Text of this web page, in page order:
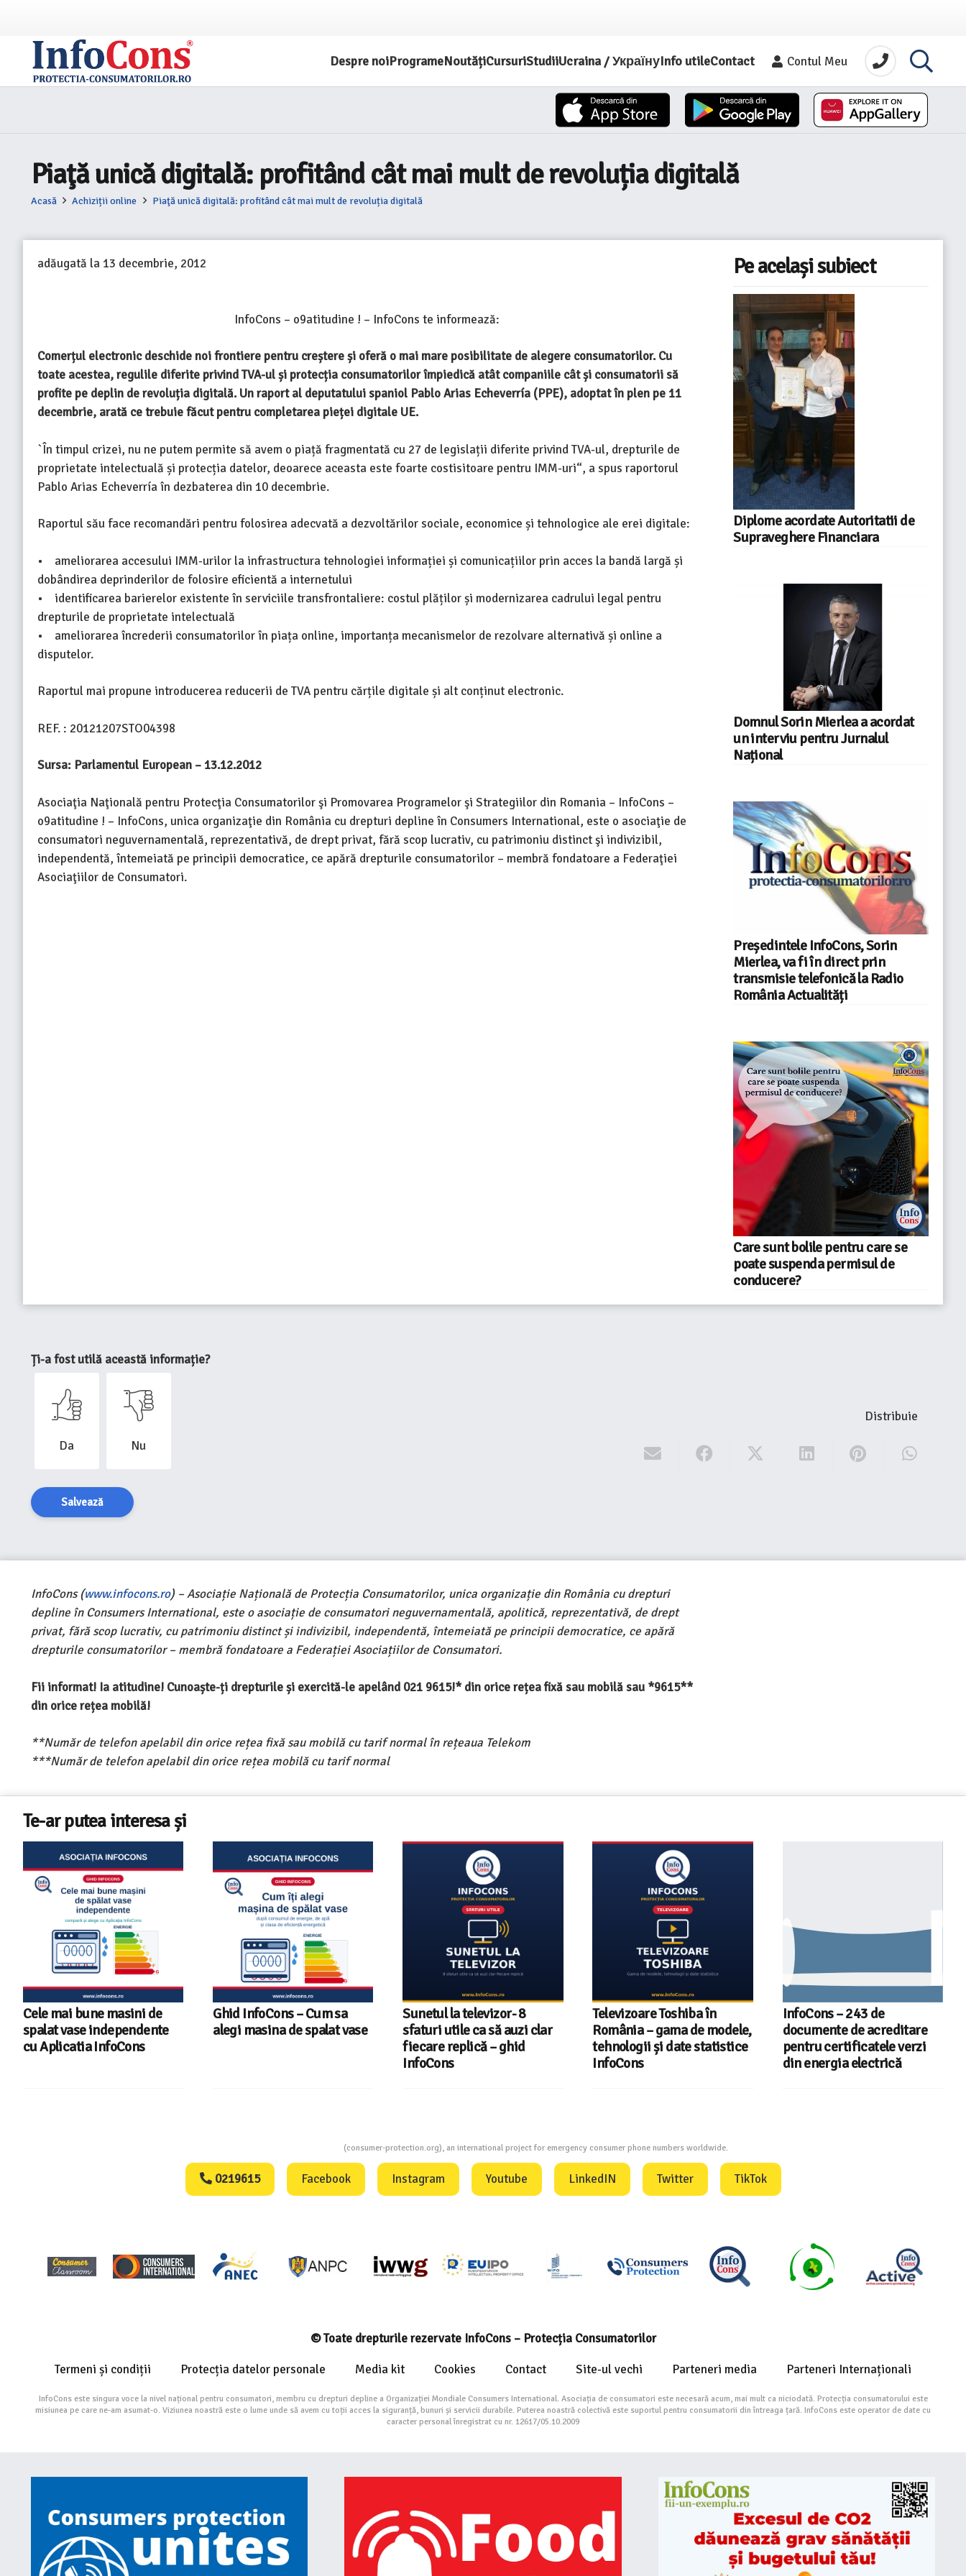
Despre noiProgrameNoutățiCursuriStudiiUcraina / УкраїнуInfo utileContact Contul Meu
Piaţă unică digitală: profitând cât mai mult de revoluția digitală
Acasă Achiziții online Piaţă unică digitală: profitând cât mai mult de revoluția digitală
adăugată la 13 decembrie, 2012
InfoCons – o9atitudine ! – InfoCons te informează:
Comerțul electronic deschide noi frontiere pentru creștere și oferă o mai mare posibilitate de alegere consumatorilor. Cu
toate acestea, regulile diferite privind TVA-ul și protecția consumatorilor împiedică atât companiile cât și consumatorii să
profite pe deplin de revoluția digitală. Un raport al deputatului spaniol Pablo Arias Echeverría (PPE), adoptat în plen pe 11
decembrie, arată ce trebuie făcut pentru completarea pieței digitale UE.
`În timpul crizei, nu ne putem permite să avem o piață fragmentată cu 27 de legislații diferite privind TVA-ul, drepturile de
proprietate intelectuală și protecția datelor, deoarece aceasta este foarte costisitoare pentru IMM-uri“, a spus raportorul
Pablo Arias Echeverría în dezbaterea din 10 decembrie.
Raportul său face recomandări pentru folosirea adecvată a dezvoltărilor sociale, economice și tehnologice ale erei digitale:
• ameliorarea accesului IMM-urilor la infrastructura tehnologiei informației și comunicațiilor prin acces la bandă largă și
dobândirea deprinderilor de folosire eficientă a internetului
• identificarea barierelor existente în serviciile transfrontaliere: costul plăților și modernizarea cadrului legal pentru
drepturile de proprietate intelectuală
• ameliorarea încrederii consumatorilor în piața online, importanța mecanismelor de rezolvare alternativă și online a
disputelor.
Raportul mai propune introducerea reducerii de TVA pentru cărțile digitale și alt conținut electronic.
REF. : 20121207STO04398
Sursa: Parlamentul European – 13.12.2012
Asociaţia Naţională pentru Protecţia Consumatorilor şi Promovarea Programelor şi Strategiilor din Romania – InfoCons –
o9atitudine ! – InfoCons, unica organizaţie din România cu drepturi depline în Consumers International, este o asociaţie de
consumatori neguvernamentală, reprezentativă, de drept privat, fără scop lucrativ, cu patrimoniu distinct şi indivizibil,
independentă, întemeiată pe principii democratice, ce apără drepturile consumatorilor – membră fondatoare a Federaţiei
Asociaţiilor de Consumatori.
Pe același subiect
Diplome acordate Autoritatii de
Supraveghere Financiara
Domnul Sorin Mierlea a acordat
un interviu pentru Jurnalul
Național
Președintele InfoCons, Sorin
Mierlea, va fi în direct prin
transmisie telefonică la Radio
România Actualități
Care sunt bolile pentru care se
poate suspenda permisul de
conducere?
Ți-a fost utilă această informație?
Da Nu
Salvează
Distribuie
InfoCons (www.infocons.ro) – Asociație Națională de Protecția Consumatorilor, unica organizație din România cu drepturi
depline în Consumers International, este o asociație de consumatori neguvernamentală, apolitică, reprezentativă, de drept
privat, fără scop lucrativ, cu patrimoniu distinct și indivizibil, independentă, întemeiată pe principii democratice, ce apără
drepturile consumatorilor – membră fondatoare a Federației Asociațiilor de Consumatori.
Fii informat! Ia atitudine! Cunoaște-ți drepturile și exercită-le apelând 021 9615!* din orice rețea fixă sau mobilă sau *9615**
din orice rețea mobilă!
**Număr de telefon apelabil din orice rețea fixă sau mobilă cu tarif normal în rețeaua Telekom
***Număr de telefon apelabil din orice rețea mobilă cu tarif normal
Te-ar putea interesa și
Cele mai bune masini de
spalat vase independente
cu Aplicatia InfoCons
Ghid InfoCons – Cum sa
alegi masina de spalat vase
Sunetul la televizor- 8
sfaturi utile ca să auzi clar
fiecare replică – ghid
InfoCons
Televizoare Toshiba în
România – gama de modele,
tehnologii și date statistice
InfoCons
InfoCons – 243 de
documente de acreditare
pentru certificatele verzi
din energia electrică
(consumer-protection.org), an international project for emergency consumer phone numbers worldwide.
0219615 Facebook Instagram Youtube LinkedIN Twitter TikTok
© Toate drepturile rezervate InfoCons – Protecția Consumatorilor
Termeni și condiții Protecția datelor personale Media kit Cookies Contact Site-ul vechi Parteneri media Parteneri Internaționali
InfoCons este singura voce la nivel național pentru consumatori, membru cu drepturi depline a Organizației Mondiale Consumers International. Asociația de consumatori este necesară acum, mai mult ca niciodată. Protecția consumatorului este
misiunea pe care ne-am asumat-o. Viziunea noastră este o lume unde să avem cu toții acces la siguranță, bunuri și servicii durabile. Puterea noastră colectivă este suportul pentru consumatorii din întreaga țară. InfoCons este operator de date cu
caracter personal înregistrat cu nr. 12617/05.10.2009